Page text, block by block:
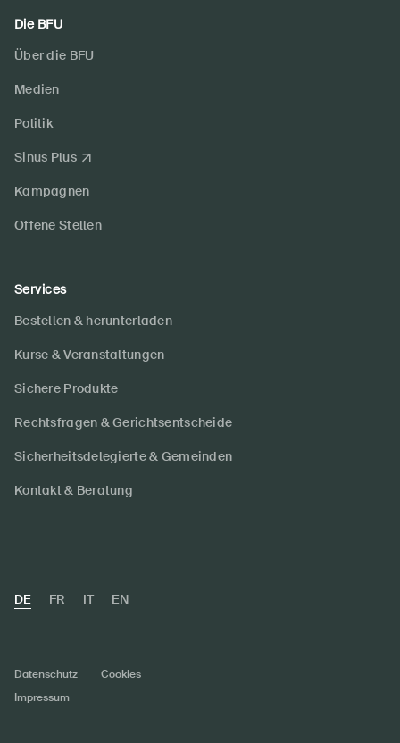
Die BFU
Über die BFU
Medien
Politik
Sinus Plus
Kampagnen
Offene Stellen
Services
Bestellen & herunterladen
Kurse & Veranstaltungen
Sichere Produkte
Rechtsfragen & Gerichtsentscheide
Sicherheitsdelegierte & Gemeinden
Kontakt & Beratung
DE FR IT EN
Datenschutz
Cookies
Impressum